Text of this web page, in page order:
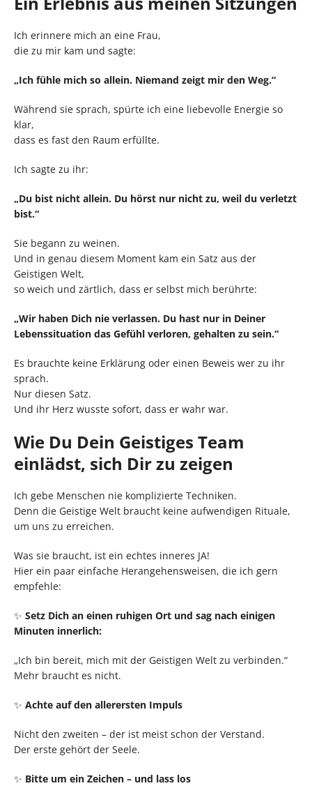
Ich erinnere mich an eine Frau,
die zu mir kam und sagte:
„Ich fühle mich so allein. Niemand zeigt mir den Weg.“
Während sie sprach, spürte ich eine liebevolle Energie so
klar,
dass es fast den Raum erfüllte.
Ich sagte zu ihr:
„Du bist nicht allein. Du hörst nur nicht zu, weil du verletzt
bist.“
Sie begann zu weinen.
Und in genau diesem Moment kam ein Satz aus der
Geistigen Welt,
so weich und zärtlich, dass er selbst mich berührte:
„Wir haben Dich nie verlassen. Du hast nur in Deiner
Lebenssituation das Gefühl verloren, gehalten zu sein.“
Es brauchte keine Erklärung oder einen Beweis wer zu ihr
sprach.
Nur diesen Satz.
Und ihr Herz wusste sofort, dass er wahr war.
Wie Du Dein Geistiges Team
einlädst, sich Dir zu zeigen
Ich gebe Menschen nie komplizierte Techniken.
Denn die Geistige Welt braucht keine aufwendigen Rituale,
um uns zu erreichen.
Was sie braucht, ist ein echtes inneres JA!
Hier ein paar einfache Herangehensweisen, die ich gern
empfehle:
✨ Setz Dich an einen ruhigen Ort und sag nach einigen
Minuten innerlich:
„Ich bin bereit, mich mit der Geistigen Welt zu verbinden.“
Mehr braucht es nicht.
✨ Achte auf den allerersten Impuls
Nicht den zweiten – der ist meist schon der Verstand.
Der erste gehört der Seele.
✨ Bitte um ein Zeichen – und lass los